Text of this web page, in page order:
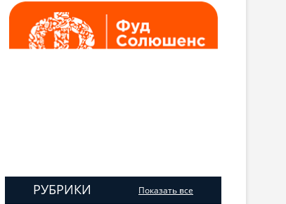
РУБРИКИ Показать все